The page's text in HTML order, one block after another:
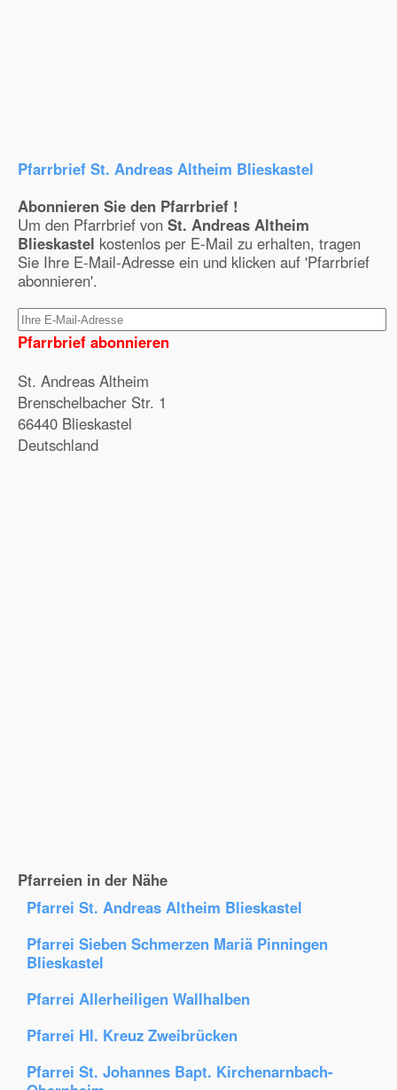
Pfarrbrief St. Andreas Altheim Blieskastel
Abonnieren Sie den Pfarrbrief !
Um den Pfarrbrief von St. Andreas Altheim
Blieskastel kostenlos per E-Mail zu erhalten, tragen
Sie Ihre E-Mail-Adresse ein und klicken auf 'Pfarrbrief
abonnieren'.
Pfarrbrief abonnieren
St. Andreas Altheim
Brenschelbacher Str. 1
66440 Blieskastel
Deutschland
Pfarreien in der Nähe
Pfarrei St. Andreas Altheim Blieskastel
Pfarrei Sieben Schmerzen Mariä Pinningen
Blieskastel
Pfarrei Allerheiligen Wallhalben
Pfarrei Hl. Kreuz Zweibrücken
Pfarrei St. Johannes Bapt. Kirchenarnbach-